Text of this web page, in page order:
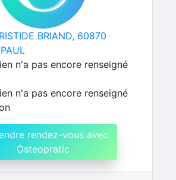
BRIAND, 60870
n'a pas encore renseigné
n'a pas encore renseigné
rendez-vous avec
Osteopratic